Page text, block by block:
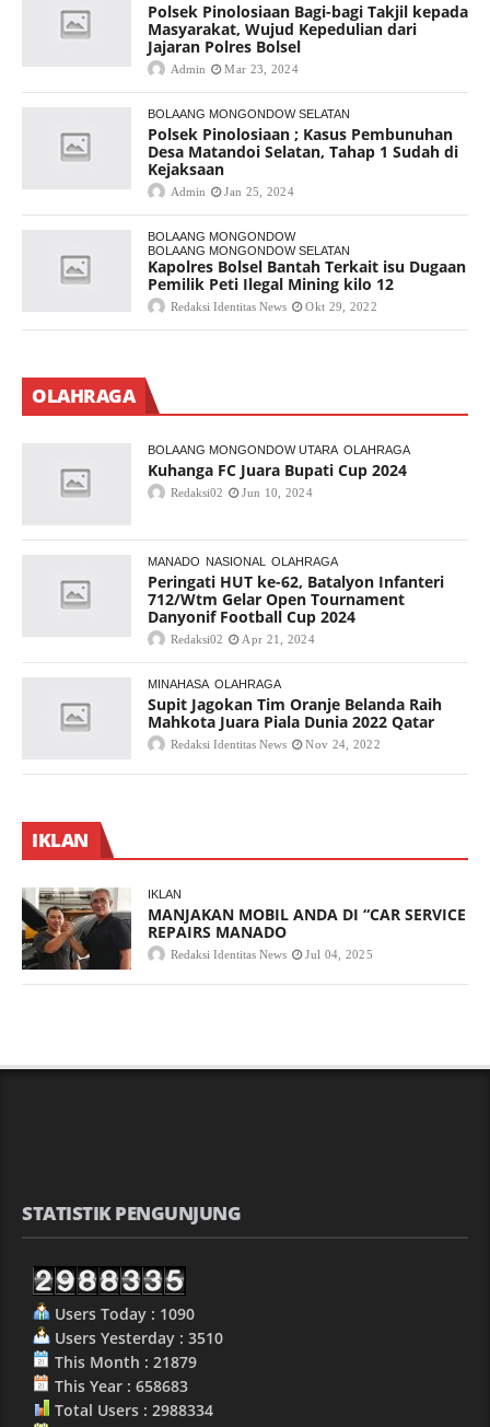
Polsek Pinolosiaan Bagi-bagi Takjil kepada
Masyarakat, Wujud Kepedulian dari
Jajaran Polres Bolsel
Admin Mar 23, 2024
BOLAANG MONGONDOW SELATAN
Polsek Pinolosiaan ; Kasus Pembunuhan
Desa Matandoi Selatan, Tahap 1 Sudah di
Kejaksaan
Admin Jan 25, 2024
BOLAANG MONGONDOW
BOLAANG MONGONDOW SELATAN
Kapolres Bolsel Bantah Terkait isu Dugaan
Pemilik Peti Ilegal Mining kilo 12
Redaksi Identitas News Okt 29, 2022
OLAHRAGA
BOLAANG MONGONDOW UTARA OLAHRAGA
Kuhanga FC Juara Bupati Cup 2024
Redaksi02 Jun 10, 2024
MANADO NASIONAL OLAHRAGA
Peringati HUT ke-62, Batalyon Infanteri
712/Wtm Gelar Open Tournament
Danyonif Football Cup 2024
Redaksi02 Apr 21, 2024
MINAHASA OLAHRAGA
Supit Jagokan Tim Oranje Belanda Raih
Mahkota Juara Piala Dunia 2022 Qatar
Redaksi Identitas News Nov 24, 2022
IKLAN
IKLAN
MANJAKAN MOBIL ANDA DI “CAR SERVICE
REPAIRS MANADO
Redaksi Identitas News Jul 04, 2025
STATISTIK PENGUNJUNG
Users Today : 1090
Users Yesterday : 3510
This Month : 21879
This Year : 658683
Total Users : 2988334